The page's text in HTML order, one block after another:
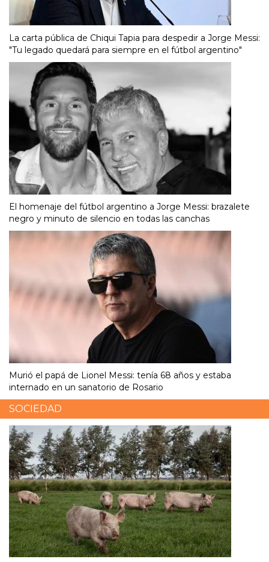
La carta pública de Chiqui Tapia para despedir a Jorge Messi:
"Tu legado quedará para siempre en el fútbol argentino"
El homenaje del fútbol argentino a Jorge Messi: brazalete
negro y minuto de silencio en todas las canchas
Murió el papá de Lionel Messi: tenía 68 años y estaba
internado en un sanatorio de Rosario
SOCIEDAD